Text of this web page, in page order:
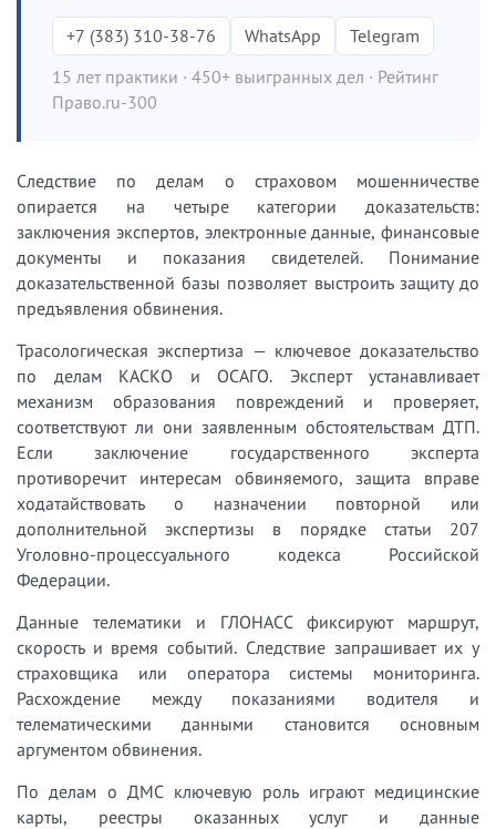
+7 (383) 310-38-76 WhatsApp
Telegram
15 лет практики · 450+ выигранных дел · Рейтинг
Право.ru-300
Следствие по делам о страховом мошенничестве
опирается на четыре категории доказательств:
заключения экспертов, электронные данные, финансовые
документы и показания свидетелей. Понимание
доказательственной базы позволяет выстроить защиту до
предъявления обвинения.
Трасологическая экспертиза — ключевое доказательство
по делам КАСКО и ОСАГО. Эксперт устанавливает
механизм образования повреждений и проверяет,
соответствуют ли они заявленным обстоятельствам ДТП.
Если заключение государственного эксперта
противоречит интересам обвиняемого, защита вправе
ходатайствовать о назначении повторной или
дополнительной экспертизы в порядке статьи 207
Уголовно-процессуального кодекса Российской
Федерации.
Данные телематики и ГЛОНАСС фиксируют маршрут,
скорость и время событий. Следствие запрашивает их у
страховщика или оператора системы мониторинга.
Расхождение между показаниями водителя и
телематическими данными становится основным
аргументом обвинения.
По делам о ДМС ключевую роль играют медицинские
карты, реестры оказанных услуг и данные